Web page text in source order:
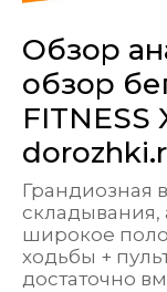
Обзор
обзор
FITNESS
Грандиозная
складывания,
широкое
ходьбы +
достаточно